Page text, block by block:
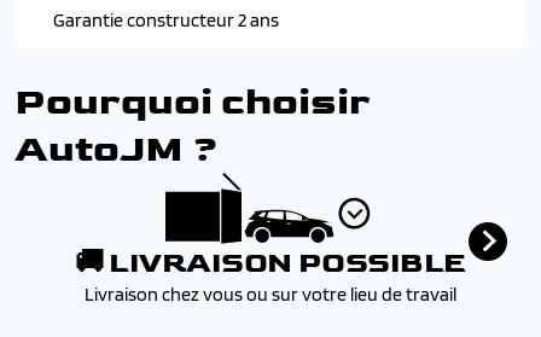
Sabot avant chrome
Navigation 3d connectee
console centrale, 2 prises usb type a pour les passagers
Radio numerique terrestre (dab)
Garantie constructeur 2 ans
Pourquoi choisir
AutoJM ?
🚚 LIVRAISON POSSIBLE
Livraison chez vous ou sur votre lieu de travail